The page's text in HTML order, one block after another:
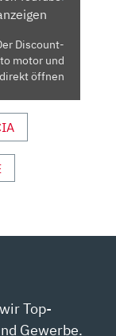
Discount-
motor und
öffnen
Top-
Gewerbe.